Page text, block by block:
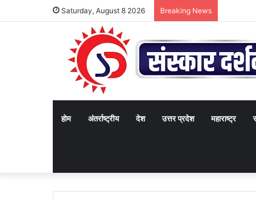
Saturday, August 8 2026 Breaking News
होम अंतर्राष्ट्रीय देश उत्तर प्रदेश महाराष्ट्र